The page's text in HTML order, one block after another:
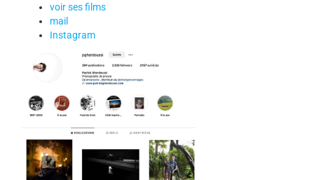
voir ses films
mail
Instagram